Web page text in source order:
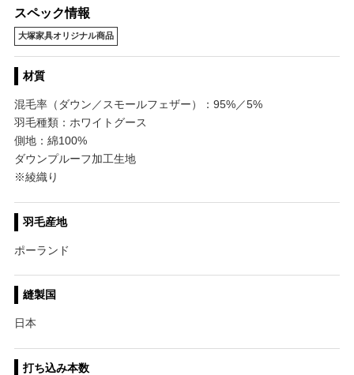
スペック情報
大塚家具オリジナル商品
材質
混毛率（ダウン／スモールフェザー）：95%／5%
羽毛種類：ホワイトグース
側地：綿100%
ダウンプルーフ加工生地
※綾織り
羽毛産地
ポーランド
縫製国
日本
打ち込み本数